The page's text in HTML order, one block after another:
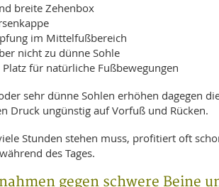
breite Zehenbox
im Mittelfußbereich
nicht zu dünne Sohle
Platz für natürliche Fußbewegungen
sehr dünne Sohlen erhöhen dagegen
Druck ungünstig auf Vorfuß und Rücken.
Stunden stehen muss, profitiert oft
des Tages.
gegen schwere Beine